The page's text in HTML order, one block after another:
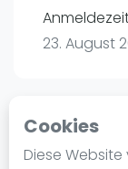
Cookies
Diese
Männer
Frauen
Blog
23. August
Playtomic